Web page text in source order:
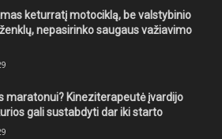
keturratį motociklą, be valstybinio
nepasirinko saugaus važiavimo
maratonui? Kineziterapeutė įvardijo
gali sustabdyti dar iki starto